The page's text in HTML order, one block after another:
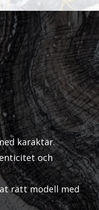
karaktär.
och
rätt modell med